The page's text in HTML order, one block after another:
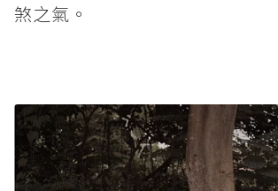
煞之氣。